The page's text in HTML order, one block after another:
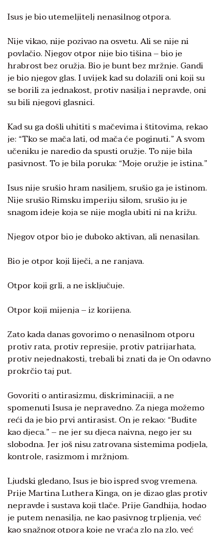
Isus je bio utemeljitelj nenasilnog otpora.
Nije vikao, nije pozivao na osvetu. Ali se nije ni
povlačio. Njegov otpor nije bio tišina – bio je
hrabrost bez oružja. Bio je bunt bez mržnje. Gandi
je bio njegov glas. I uvijek kad su dolazili oni koji su
se borili za jednakost, protiv nasilja i nepravde, oni
su bili njegovi glasnici.
Kad su ga došli uhititi s mačevima i štitovima, rekao
je: “Tko se mača lati, od mača će poginuti.” A svom
učeniku je naredio da spusti oružje. To nije bila
pasivnost. To je bila poruka: “Moje oružje je istina.”
Isus nije srušio hram nasiljem, srušio ga je istinom.
Nije srušio Rimsku imperiju silom, srušio ju je
snagom ideje koja se nije mogla ubiti ni na križu.
Njegov otpor bio je duboko aktivan, ali nenasilan.
Bio je otpor koji liječi, a ne ranjava.
Otpor koji grli, a ne isključuje.
Otpor koji mijenja – iz korijena.
Zato kada danas govorimo o nenasilnom otporu
protiv rata, protiv represije, protiv patrijarhata,
protiv nejednakosti, trebali bi znati da je On odavno
prokrčio taj put.
Govoriti o antirasizmu, diskriminaciji, a ne
spomenuti Isusa je nepravedno. Za njega možemo
reći da je bio prvi antirasist. On je rekao: “Budite
kao djeca.” – ne jer su djeca naivna, nego jer su
slobodna. Jer još nisu zatrovana sistemima podjela,
kontrole, rasizmom i mržnjom.
Ljudski gledano, Isus je bio ispred svog vremena.
Prije Martina Luthera Kinga, on je dizao glas protiv
nepravde i sustava koji tlače. Prije Gandhija, hodao
je putem nenasilja, ne kao pasivnog trpljenja, već
kao snažnog otpora koje ne vraća zlo na zlo, već